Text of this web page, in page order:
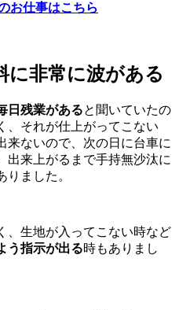
お仕事はこちら
に非常に波がある
日残業があると聞いていたの
、それが仕上がってこない
来ないので、次の日に台車に
出来上がるまで手持無沙汰に
ました。
、生地が入ってこない時など
う指示が出る時もありまし